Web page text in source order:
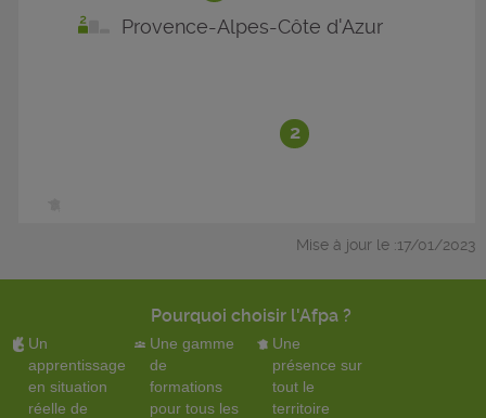
2
Provence-Alpes-Côte d'Azur
Mise à jour le :17/01/2023
Pourquoi choisir l'Afpa ?
Un
apprentissage
en situation
réelle de
Une gamme
de
formations
pour tous les
Une
présence sur
tout le
territoire